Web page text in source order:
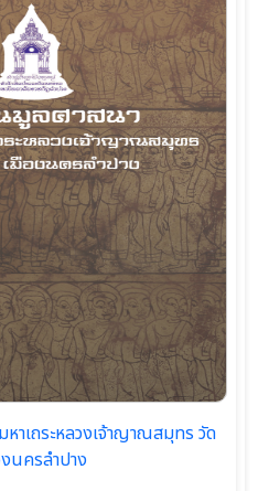
าเถระหลวงเจ้าญาณสมุทร วัด
นครลำปาง